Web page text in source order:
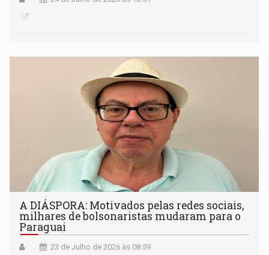
A DIÁSPORA: Motivados pelas redes sociais,
milhares de bolsonaristas mudaram para o
Paraguai
23 de Julho de 2026 às 08:59